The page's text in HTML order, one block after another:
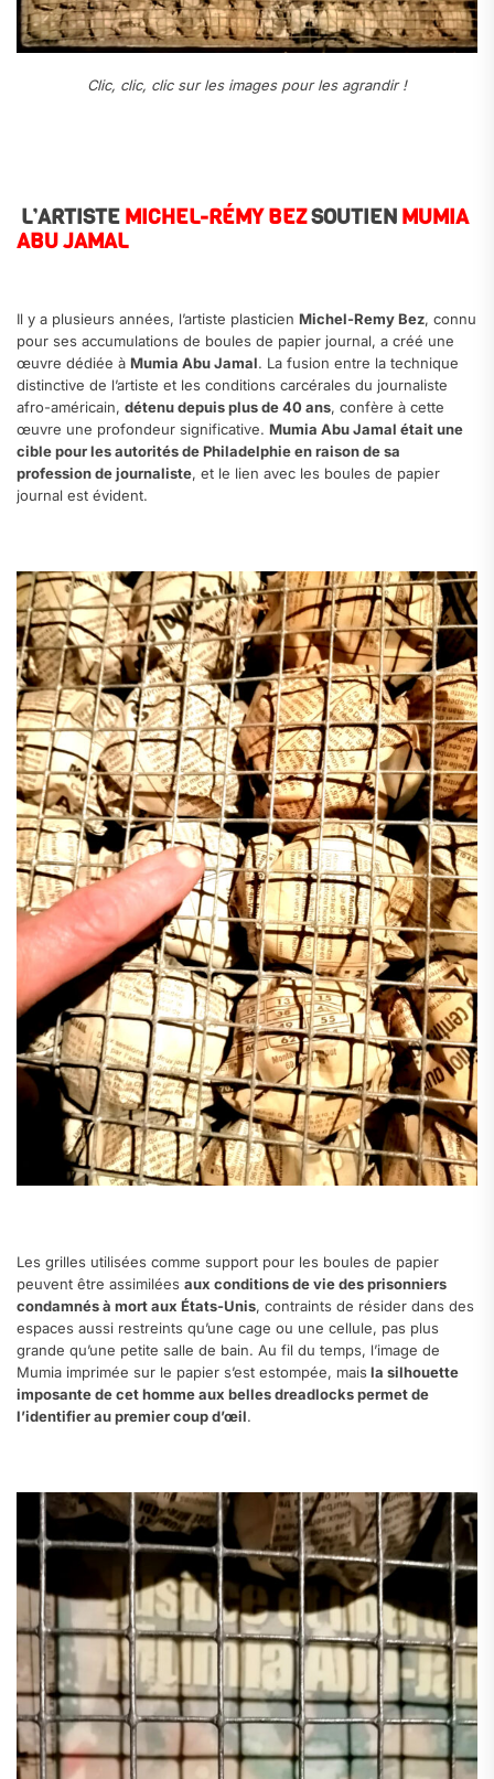
Clic, clic, clic sur les images pour les agrandir !
L’ARTISTE MICHEL-RÉMY BEZSOUTIEN MUMIA
ABU JAMAL
Il y a plusieurs années, l’artiste plasticien Michel-Remy Bez, connu
pour ses accumulations de boules de papier journal, a créé une
œuvre dédiée à Mumia Abu Jamal. La fusion entre la technique
distinctive de l’artiste et les conditions carcérales du journaliste
afro-américain, détenu depuis plus de 40 ans, confère à cette
œuvre une profondeur significative. Mumia Abu Jamal était une
cible pour les autorités de Philadelphie en raison de sa
profession de journaliste, et le lien avec les boules de papier
journal est évident.
Les grilles utilisées comme support pour les boules de papier
peuvent être assimilées aux conditions de vie des prisonniers
condamnés à mort aux États-Unis, contraints de résider dans des
espaces aussi restreints qu’une cage ou une cellule, pas plus
grande qu’une petite salle de bain. Au fil du temps, l’image de
Mumia imprimée sur le papier s’est estompée, mais la silhouette
imposante de cet homme aux belles dreadlocks permet de
l’identifier au premier coup d’œil.